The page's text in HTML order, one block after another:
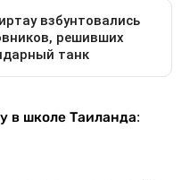
в школе Таиланда: